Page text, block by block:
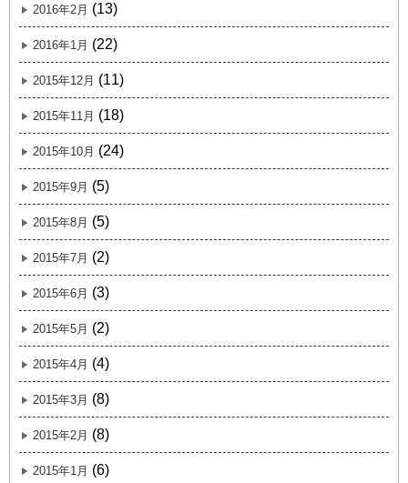
2016年2月 (13)
2016年1月 (22)
2015年12月 (11)
2015年11月 (18)
2015年10月 (24)
2015年9月 (5)
2015年8月 (5)
2015年7月 (2)
2015年6月 (3)
2015年5月 (2)
2015年4月 (4)
2015年3月 (8)
2015年2月 (8)
2015年1月 (6)